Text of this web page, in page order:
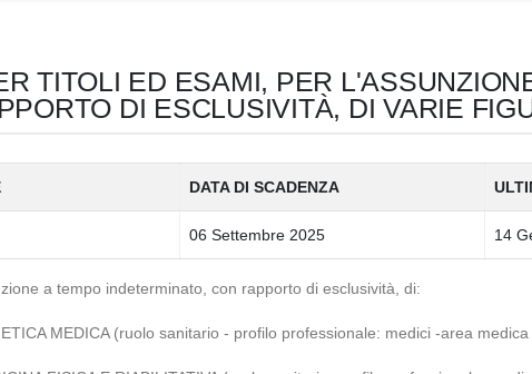
TITOLI ED ESAMI, PER
DI ESCLUSIVITÀ, DI VARIE
DATA DI SCADENZA
06 Settembre 2025 14
a tempo indeterminato, con rapporto di esclusività, di:
MEDICA (ruolo sanitario - profilo professionale: medici -area